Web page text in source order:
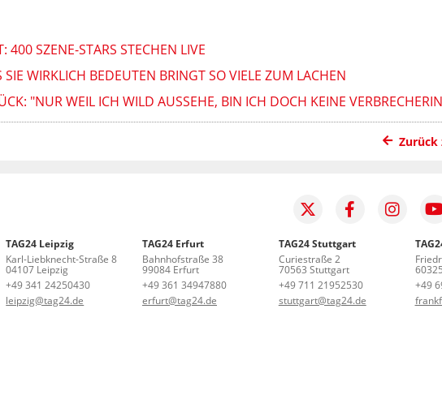
400 SZENE-STARS STECHEN LIVE
WIRKLICH BEDEUTEN BRINGT SO VIELE ZUM LACHEN
"NUR WEIL ICH WILD AUSSEHE, BIN ICH DOCH KEINE
Zurück
TAG24 Leipzig
Karl-Liebknecht-Straße 8
04107 Leipzig
+49 341 24250430
leipzig@tag24.de
TAG24 Erfurt
Bahnhofstraße 38
99084 Erfurt
+49 361 34947880
erfurt@tag24.de
TAG24 Stuttgart
Curiestraße 2
70563 Stuttgart
+49 711 21952530
stuttgart@tag24.de
+49